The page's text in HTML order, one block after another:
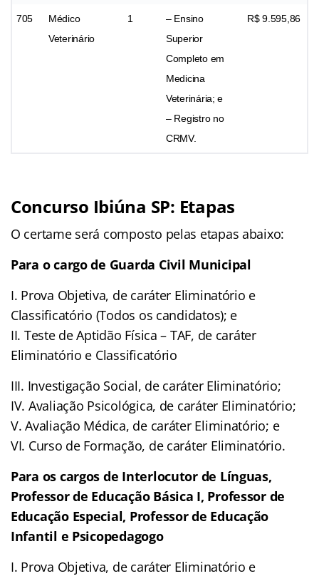
705
Médico
Veterinário
1
– Ensino
Superior
Completo em
Medicina
Veterinária; e
– Registro no
CRMV.
R$ 9.595,86
Concurso Ibiúna SP: Etapas
O certame será composto pelas etapas abaixo:
Para o cargo de Guarda Civil Municipal
I. Prova Objetiva, de caráter Eliminatório e
Classificatório (Todos os candidatos); e
II. Teste de Aptidão Física – TAF, de caráter
Eliminatório e Classificatório
III. Investigação Social, de caráter Eliminatório;
IV. Avaliação Psicológica, de caráter Eliminatório;
V. Avaliação Médica, de caráter Eliminatório; e
VI. Curso de Formação, de caráter Eliminatório.
Para os cargos de Interlocutor de Línguas,
Professor de Educação Básica I, Professor de
Educação Especial, Professor de Educação
Infantil e Psicopedagogo
I. Prova Objetiva, de caráter Eliminatório e